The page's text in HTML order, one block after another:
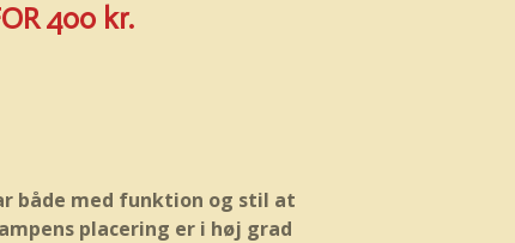
400 kr.
både med funktion og stil at
placering er i høj grad